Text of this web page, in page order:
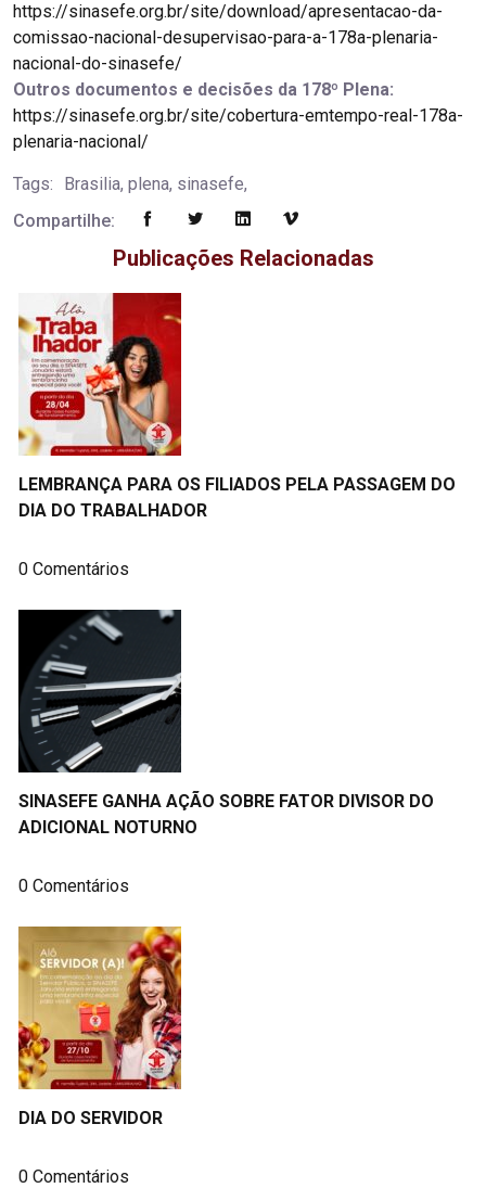
https://sinasefe.org.br/site/download/apresentacao-da-
comissao-nacional-desupervisao-para-a-178a-plenaria-
nacional-do-sinasefe/
Outros documentos e decisões da 178º Plena:
https://sinasefe.org.br/site/cobertura-emtempo-real-178a-
plenaria-nacional/
Tags:
Brasilia, plena, sinasefe,
Compartilhe:
Publicações Relacionadas
LEMBRANÇA PARA OS FILIADOS PELA PASSAGEM DO
DIA DO TRABALHADOR
0 Comentários
SINASEFE GANHA AÇÃO SOBRE FATOR DIVISOR DO
ADICIONAL NOTURNO
0 Comentários
DIA DO SERVIDOR
0 Comentários